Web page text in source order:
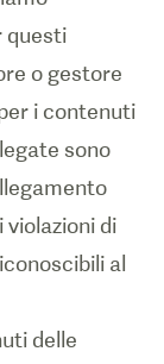
questi
o gestore
i contenuti
sono
di
al
delle